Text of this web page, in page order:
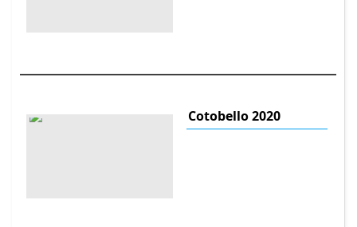
Cotobello 2020